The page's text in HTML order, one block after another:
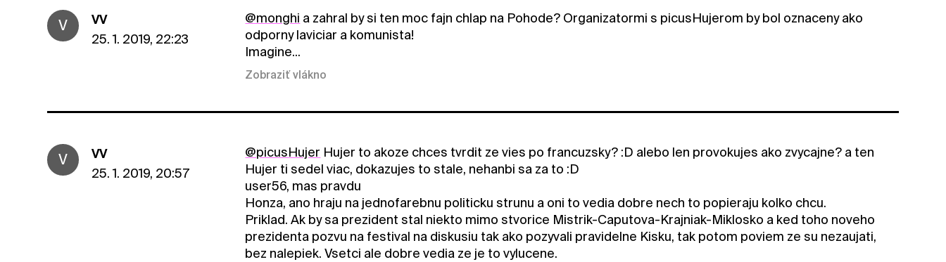
V
VV
25. 1. 2019, 22:23
@monghi a zahral by si ten moc fajn chlap na Pohode? Organizatormi s picusHujerom by bol oznaceny ako
odporny laviciar a komunista!
Imagine...
Zobraziť vlákno
V
VV
25. 1. 2019, 20:57
@picusHujer Hujer to akoze chces tvrdit ze vies po francuzsky? :D alebo len provokujes ako zvycajne? a ten
Hujer ti sedel viac, dokazujes to stale, nehanbi sa za to :D
user56, mas pravdu
Honza, ano hraju na jednofarebnu politicku strunu a oni to vedia dobre nech to popieraju kolko chcu.
Priklad. Ak by sa prezident stal niekto mimo stvorice Mistrik-Caputova-Krajniak-Miklosko a ked toho noveho
prezidenta pozvu na festival na diskusiu tak ako pozyvali pravidelne Kisku, tak potom poviem ze su nezaujati,
bez nalepiek. Vsetci ale dobre vedia ze je to vylucene.